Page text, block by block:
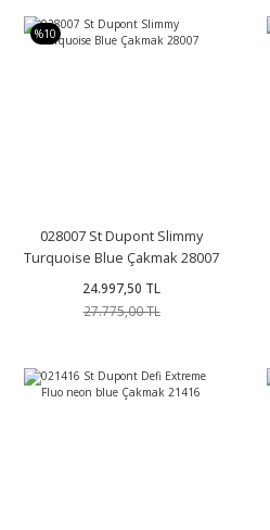
%10
028007 St Dupont Slimmy
Turquoise Blue Çakmak 28007
24.997,50 TL
27.775,00 TL